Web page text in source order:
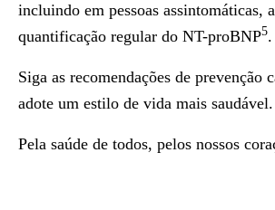
incluindo em pessoas assintomáticas,
quantificação regular do NT-proBNP5.
Siga as recomendações de prevenção
adote um estilo de vida mais saudável.
Pela saúde de todos, pelos nossos